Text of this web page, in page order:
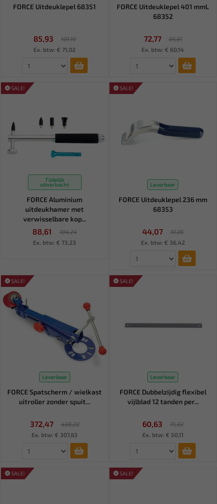
FORCE Uitdeuklepel 68351
85,93
101,10
Ex. btw: € 71,02
FORCE Uitdeuklepel 401 mmL
68352
72,77
85,61
Ex. btw: € 60,14
SALE!
Tijdelijk
uitverkocht
FORCE Aluminium
uitdeukhamer met
verwisselbare kop...
88,61
104,24
Ex. btw: € 73,23
SALE!
Leverbaar
FORCE Uitdeuklepel 236 mm
68353
44,07
51,85
Ex. btw: € 36,42
SALE!
Leverbaar
FORCE Spatscherm / wielkast
uitroller zonder spuit...
372,47
438,20
Ex. btw: € 307,83
SALE!
Leverbaar
FORCE Dubbelzijdig flexibel
vijlblad 12 tanden per...
60,63
71,33
Ex. btw: € 50,11
SALE! SALE!